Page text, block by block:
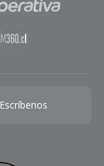
Escríbenos